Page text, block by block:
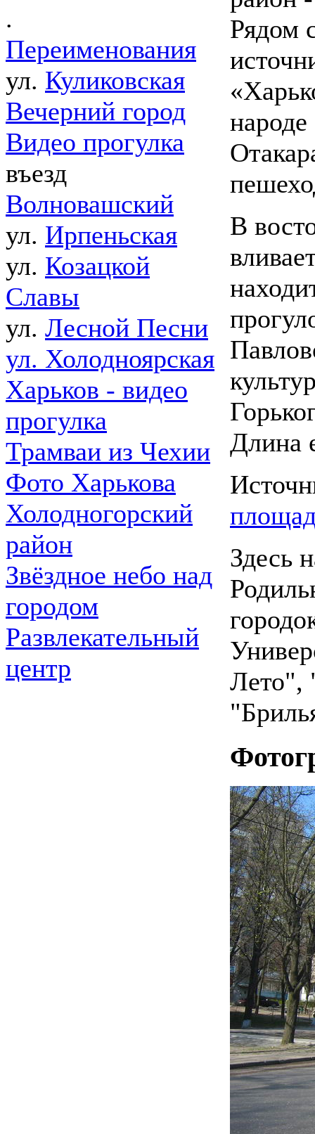
.
Переименования
ул. Куликовская
Вечерний город
Видео прогулка
въезд
Волновашский
ул. Ирпеньская
ул. Козацкой
Славы
ул. Лесной Песни
ул. Холодноярская
Харьков - видео
прогулка
Трамваи из Чехии
Фото Харькова
Холодногорский
район
Звёздное небо над
городом
Развлекательный
центр
Рядом
В
Длина
Здесь
Лето",